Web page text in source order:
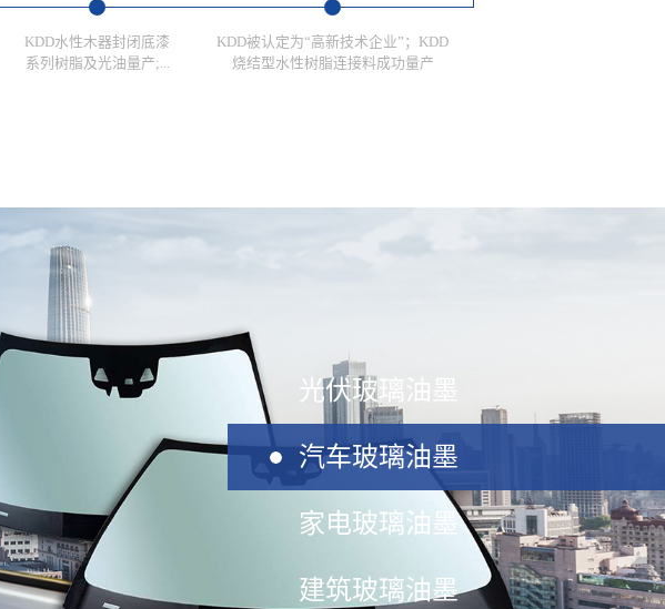
KDD水性木器封闭底漆
系列树脂及光油量产;...
KDD被认定为“高新技术企业”；KDD
烧结型水性树脂连接料成功量产
光伏玻璃油墨
汽车玻璃油墨
家电玻璃油墨
建筑玻璃油墨